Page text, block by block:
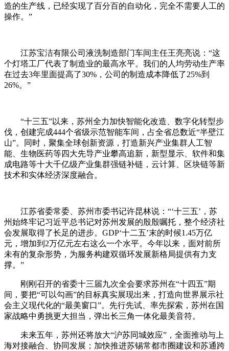
造的生产线，已经实现了百分百的自动化，完全不需要人工的
操作。”
江苏宝洁有限公司液洗制造部门车间主任王亮亮说：“这
个灯塔工厂代表了制造业的最高水平。我们的人均劳动生产率
在过去3年里面提高了30%，公司的制造成本降低了25%到
26%。”
“十三五”以来，苏州全力加快智能化改造、数字化转型步
伐，创建完成444个省级示范智能车间，占全省总数近“半壁江
山”。同时，聚集全球创新资源，打造新兴产业集群人工智
能、生物医药等四大先导产业攀高追新，新型显示、软件和集
成电路等十大千亿级产业集群强链补链，云计算、区块链等新
技术和实体经济深度融合。
江苏省委常委、苏州市委书记许昆林说：“‘十三五’，苏
州始终牢记习近平总书记对苏州发展的殷殷嘱托，整个经济社
会发展取得了长足的进步。GDP‘十二五’末的时候1.45万亿
元，增加到2万亿元左右这么一个水平。今年以来，面对前所
未有的复杂形势，为服务构建双循环发展新格局提供有力支
撑。”
刚刚召开的省委十三届九次全会要求苏州在“十四五”期
间，要把“可以勾画”的目标真实展现出来，打造向世界展示社
会主义现代化的“最美窗口”。先行先试、率先探索，苏州在国
家战略中勇挑更大担当，弹出长三角一体化最美音符。
未来五年，苏州还将放大“沪苏同城效应”，全面推动与上
海对接融合、协同发展；加快推进苏锡常都市圈建设和苏通跨